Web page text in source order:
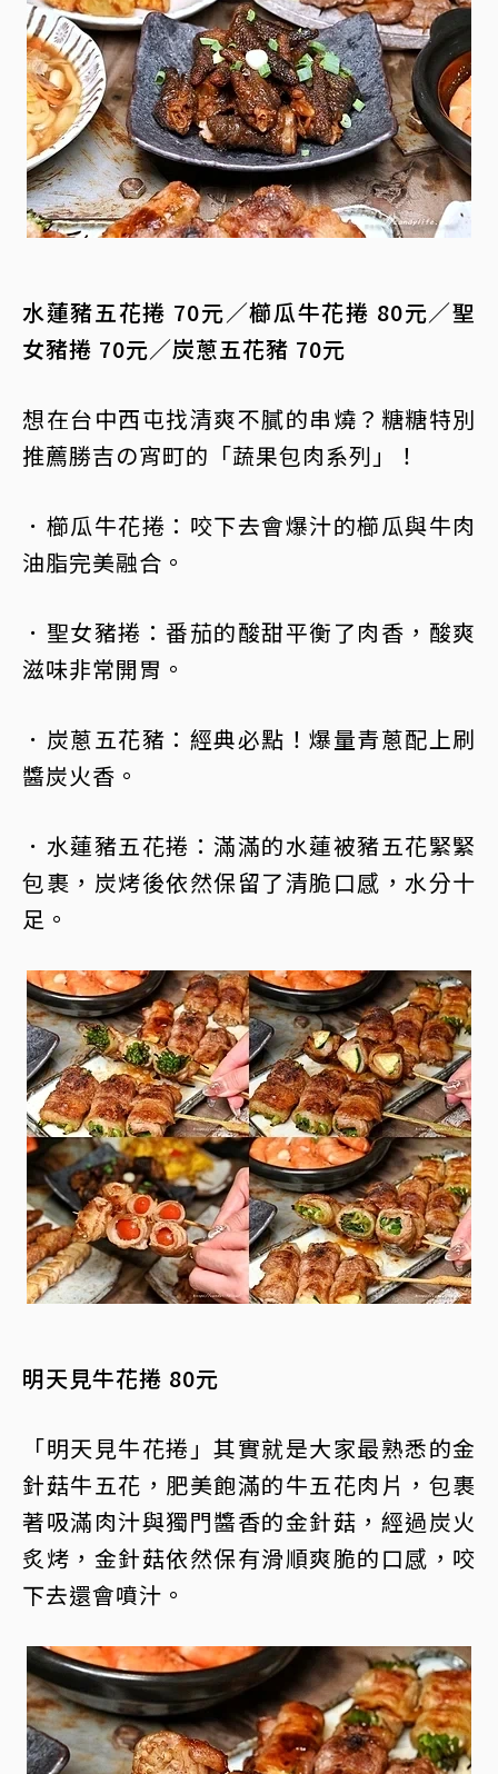
水蓮豬五花捲 70元／櫛瓜牛花捲 80元／聖
女豬捲 70元／炭蔥五花豬 70元
想在台中西屯找清爽不膩的串燒？糖糖特別
推薦勝吉の宵町的「蔬果包肉系列」！
．櫛瓜牛花捲：咬下去會爆汁的櫛瓜與牛肉
油脂完美融合。
．聖女豬捲：番茄的酸甜平衡了肉香，酸爽
滋味非常開胃。
．炭蔥五花豬：經典必點！爆量青蔥配上刷
醬炭火香。
．水蓮豬五花捲：滿滿的水蓮被豬五花緊緊
包裹，炭烤後依然保留了清脆口感，水分十
足。
明天見牛花捲 80元
「明天見牛花捲」其實就是大家最熟悉的金
針菇牛五花，肥美飽滿的牛五花肉片，包裹
著吸滿肉汁與獨門醬香的金針菇，經過炭火
炙烤，金針菇依然保有滑順爽脆的口感，咬
下去還會噴汁。